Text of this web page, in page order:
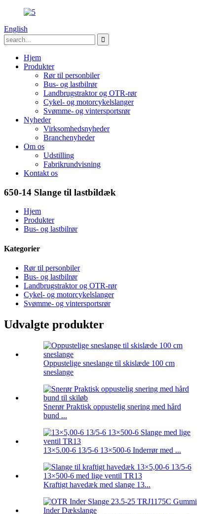
English
Hjem
Produkter
Rør til personbiler
Bus- og lastbilrør
Landbrugstraktor og OTR-rør
Cykel- og motorcykelslanger
Svømme- og vintersportsrør
Nyheder
Virksomhedsnyheder
Branchenyheder
Om os
Udstilling
Fabrikrundvisning
Kontakt os
650-14 Slange til lastbildæk
Hjem
Produkter
Bus- og lastbilrør
Kategorier
Rør til personbiler
Bus- og lastbilrør
Landbrugstraktor og OTR-rør
Cykel- og motorcykelslanger
Svømme- og vintersportsrør
Udvalgte produkter
Oppustelige sneslange til skislæde 100 cm
sneslange
Snerør Praktisk oppustelig snering med hård
bund ...
13×5.00-6 13/5-6 13×500-6 Inderrør med ...
Kraftigt havedæk med slange 13...